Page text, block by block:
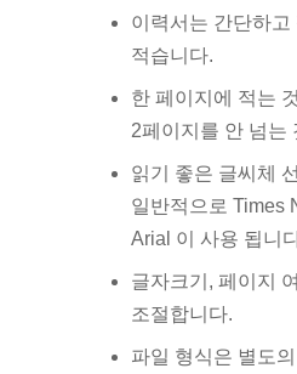
이력서는 간단하고
적습니다.
한 페이지에 적는
2페이지를 안 넘는
읽기 좋은 글씨체
일반적으로 Times
Arial 이 사용 됩니
글자크기, 페이지
조절합니다.
파일 형식은 별도